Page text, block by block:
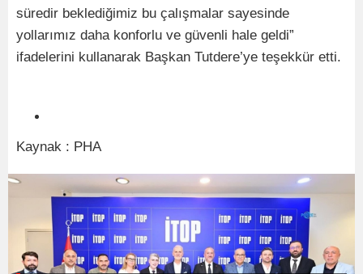
süredir beklediğimiz bu çalışmalar sayesinde
yollarımız daha konforlu ve güvenli hale geldi”
ifadelerini kullanarak Başkan Tutdere’ye teşekkür etti.
Kaynak : PHA